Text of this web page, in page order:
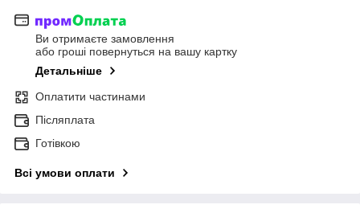
Ви отримаєте замовлення
або гроші повернуться на вашу картку
Детальніше
Оплатити частинами
Післяплата
Готівкою
Всі умови оплати